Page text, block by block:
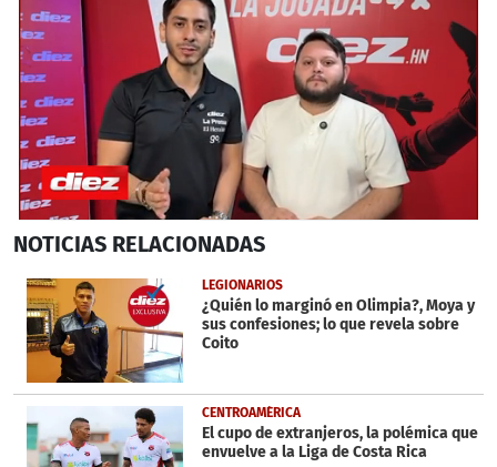
seconds
12
minutes,
34
seconds
NOTICIAS RELACIONADAS
LEGIONARIOS
¿Quién lo marginó en Olimpia?, Moya y
sus confesiones; lo que revela sobre
Coito
CENTROAMÉRICA
El cupo de extranjeros, la polémica que
envuelve a la Liga de Costa Rica